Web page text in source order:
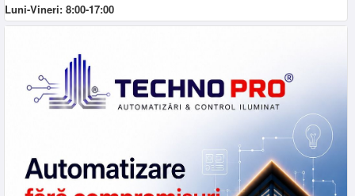
Luni-Vineri: 8:00-17:00